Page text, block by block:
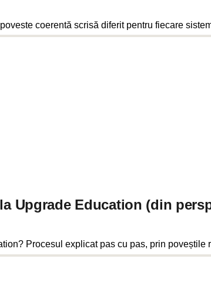
coerentă scrisă diferit pentru fiecare
Upgrade Education (din
Procesul explicat pas cu pas, prin